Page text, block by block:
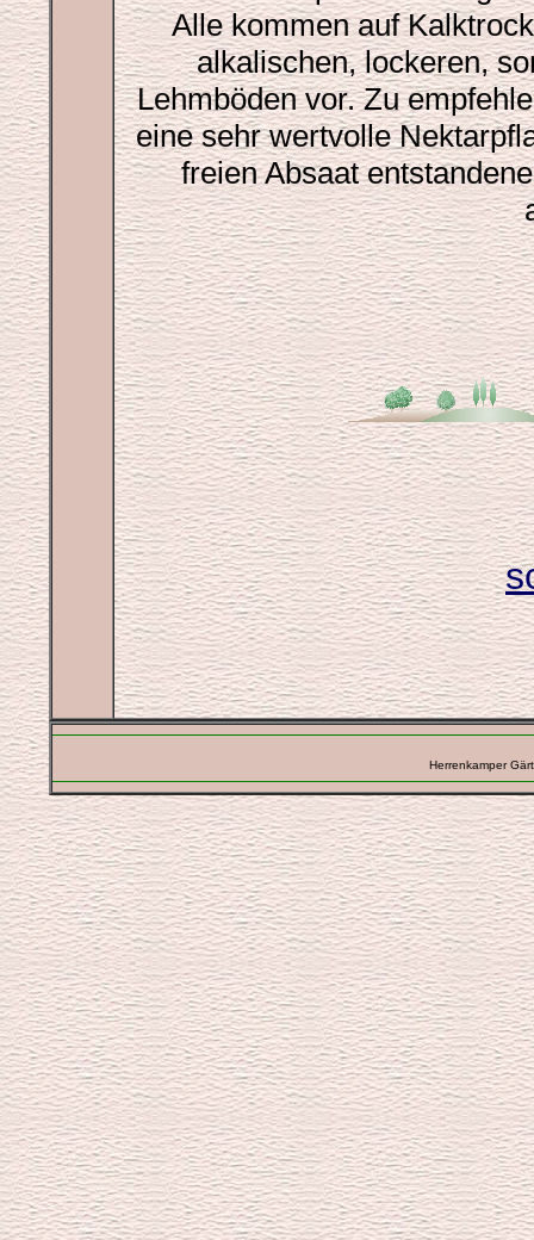
Alle kommen auf
alkalischen, lockeren,
Lehmböden vor. Zu
eine sehr wertvolle
freien Absaat
Herrenkamper